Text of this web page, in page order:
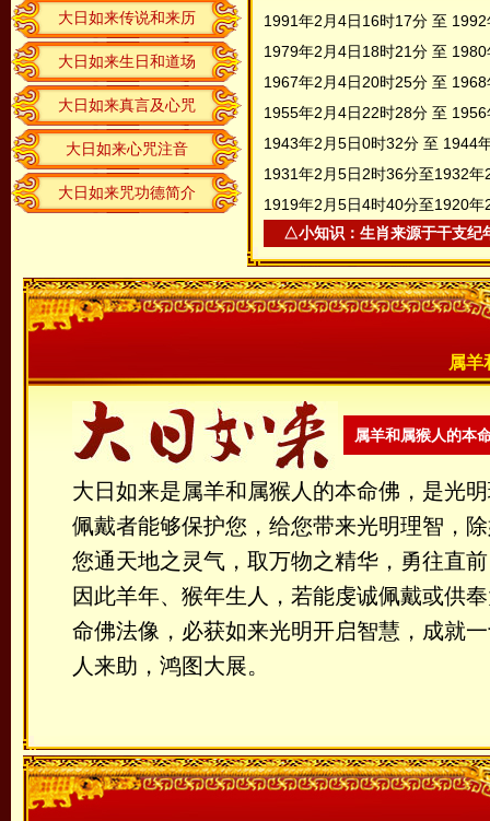
大日如来传说和来历
大日如来生日和道场
大日如来真言及心咒
大日如来心咒注音
大日如来咒功德简介
1991年2月4日16时17分 至
1979年2月4日18时21分 至
1967年2月4日20时25分 至
1955年2月4日22时28分 至
1943年2月5日0时32分 至 1944
1931年2月5日2时36分至1932年
1919年2月5日4时40分至1920
△小知识：生肖来源于干支纪
属羊
属羊和属猴人的本
大日如来是属羊和属猴人的本命佛，是光
佩戴者能够保护您，给您带来光明理智，
您通天地之灵气，取万物之精华，勇往直
因此羊年、猴年生人，若能虔诚佩戴或供
命佛法像，必获如来光明开启智慧，成就
人来助，鸿图大展。